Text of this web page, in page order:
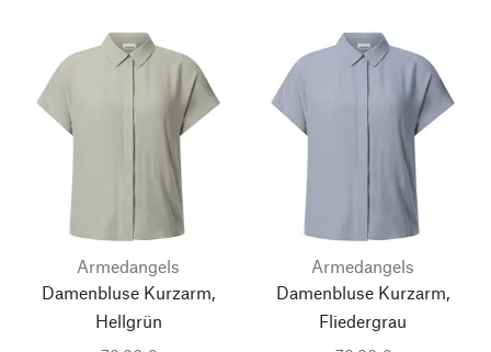
Armedangels
Damenbluse Kurzarm,
Hellgrün
Armedangels
Damenbluse Kurzarm,
Fliedergrau